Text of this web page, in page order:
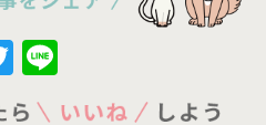
Twitter